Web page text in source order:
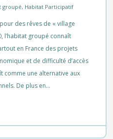
groupé, Habitat Participatif
des rêves de « village
l’habitat groupé connaît
en France des projets
et de difficulté d’accès
comme une alternative aux
De plus en…